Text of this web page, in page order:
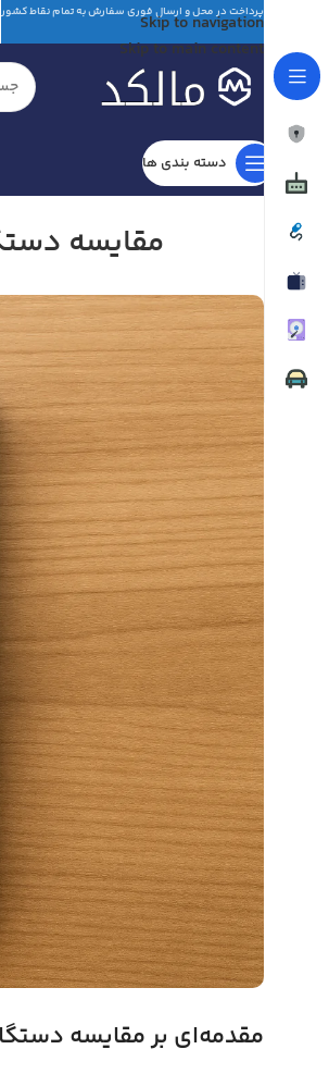
Skip to navigation
Skip to main content
دسته بندی ها
مقایسه
مقدمه‌ای بر مقایسه
پرداخت در محل و ارسال فوری سفارش به تمام نقاط کشور